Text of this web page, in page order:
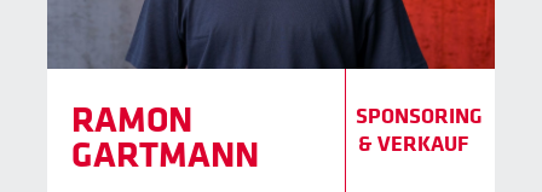
RAMON
GARTMANN
SPONSORING
& VERKAUF